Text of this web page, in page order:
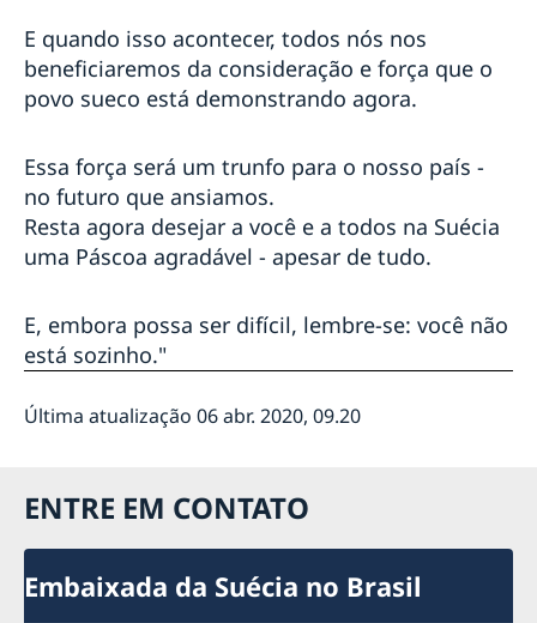
E quando isso acontecer, todos nós nos
beneficiaremos da consideração e força que o
povo sueco está demonstrando agora.
Essa força será um trunfo para o nosso país -
no futuro que ansiamos.
Resta agora desejar a você e a todos na Suécia
uma Páscoa agradável - apesar de tudo.
E, embora possa ser difícil, lembre-se: você não
está sozinho."
Última atualização 06 abr. 2020, 09.20
ENTRE EM CONTATO
Embaixada da Suécia no Brasil